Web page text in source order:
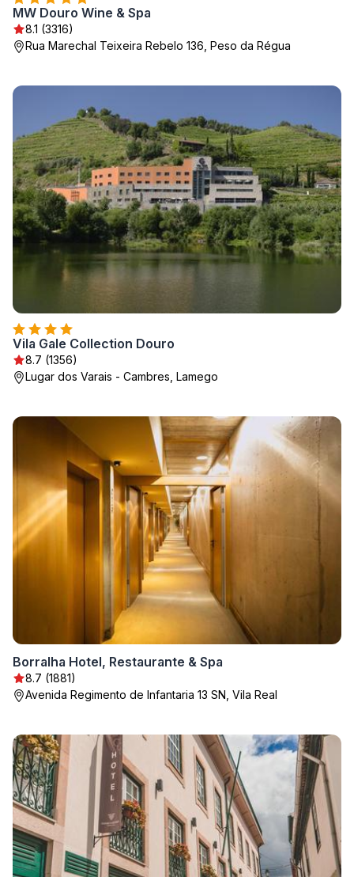
MW Douro Wine & Spa
8.1 (3316)
Rua Marechal Teixeira Rebelo 136, Peso da Régua
Vila Gale Collection Douro
8.7 (1356)
Lugar dos Varais - Cambres, Lamego
Borralha Hotel, Restaurante & Spa
8.7 (1881)
Avenida Regimento de Infantaria 13 SN, Vila Real